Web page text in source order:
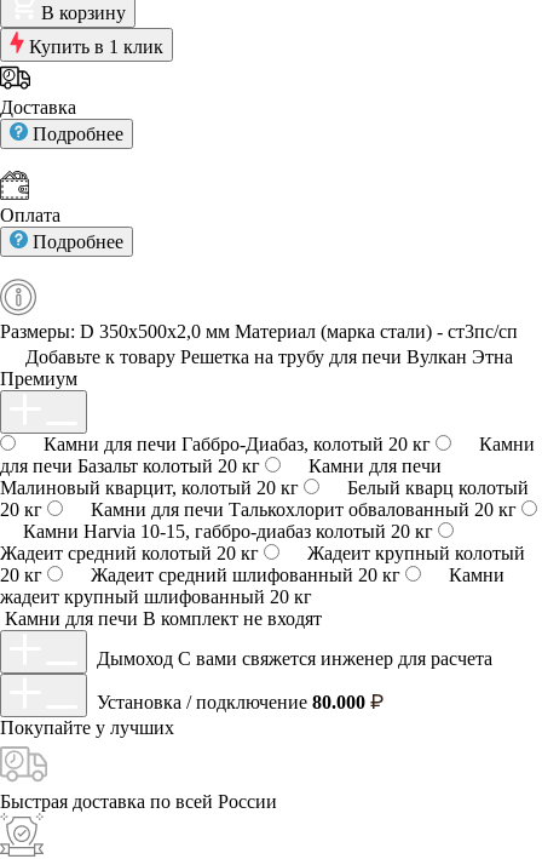
В корзину
Купить в 1 клик
Доставка
Подробнее
Оплата
Подробнее
Размеры: D 350х500х2,0 мм Материал (марка стали) - ст3пс/сп
Добавьте к товару Решетка на трубу для печи Вулкан Этна
Премиум
Камни для печи Габбро-Диабаз, колотый 20 кг
Камни
для печи Базальт колотый 20 кг
Камни для печи
Малиновый кварцит, колотый 20 кг
Белый кварц колотый
20 кг
Камни для печи Талькохлорит обвалованный 20 кг
Камни Harvia 10-15, габбро-диабаз колотый 20 кг
Жадеит средний колотый 20 кг
Жадеит крупный колотый
20 кг
Жадеит средний шлифованный 20 кг
Камни
жадеит крупный шлифованный 20 кг
Камни для печи В комплект не входят
Дымоход С вами свяжется инженер для расчета
Установка / подключение 80.000
Покупайте у лучших
Быстрая доставка по всей России